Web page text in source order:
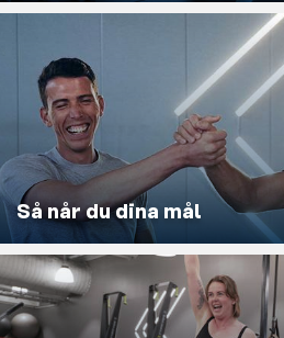
Så når du dina mål